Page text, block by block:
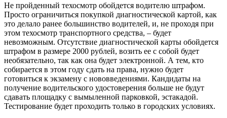
Не пройденный техосмотр обойдется водителю штрафом.
Просто ограничиться покупкой диагностической картой, как
это делало ранее большинство водителей, и, не проходя при
этом техосмотр транспортного средства, – будет
невозможным. Отсутствие диагностической карты обойдется
штрафом в размере 2000 рублей, возить ее с собой будет
необязательно, так как она будет электронной. А тем, кто
собирается в этом году сдать на права, нужно будет
готовиться к экзамену с нововведениями. Кандидаты на
получение водительского удостоверения больше не будут
сдавать площадку с вымыленной парковкой, эстакадой.
Тестирование будет проходить только в городских условиях.